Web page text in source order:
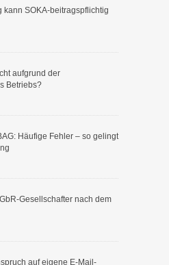
kann SOKA-beitragspflichtig
aufgrund der
Betriebs?
Häufige Fehler – so gelingt
Gesellschafter nach dem
auf eigene E-Mail-